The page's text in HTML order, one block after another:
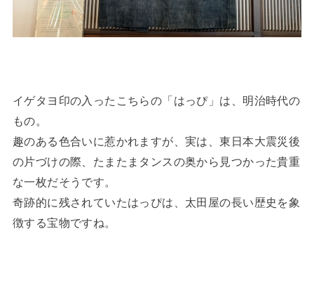
イゲタヨ印の入ったこちらの「はっぴ」は、明治時代の
もの。
趣のある色合いに惹かれますが、実は、東日本大震災後
の片づけの際、たまたまタンスの奥から見つかった貴重
な一枚だそうです。
奇跡的に残されていたはっぴは、太田屋の長い歴史を象
徴する宝物ですね。